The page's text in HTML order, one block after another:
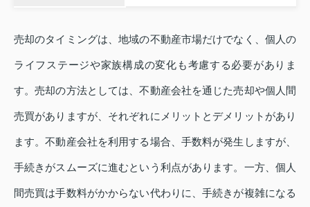
売却のタイミングは、地域の不動産市場だけでなく、個人の
ライフステージや家族構成の変化も考慮する必要がありま
す。売却の方法としては、不動産会社を通じた売却や個人間
売買がありますが、それぞれにメリットとデメリットがあり
ます。不動産会社を利用する場合、手数料が発生しますが、
手続きがスムーズに進むという利点があります。一方、個人
間売買は手数料がかからない代わりに、手続きが複雑になる